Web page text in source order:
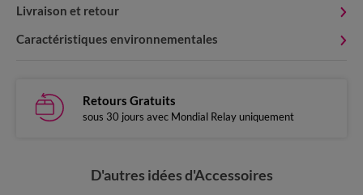
Livraison et retour
Caractéristiques environnementales
Retours Gratuits
sous 30 jours avec Mondial Relay uniquement
D'autres idées d'Accessoires